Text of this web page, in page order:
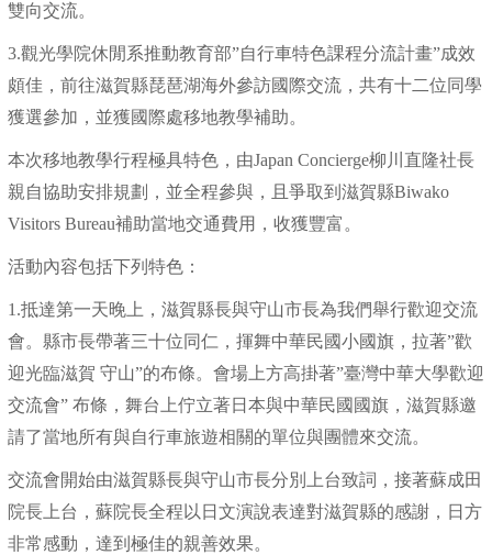
雙向交流。
3.觀光學院休閒系推動教育部”自行車特色課程分流計畫”成效
頗佳，前往滋賀縣琵琶湖海外參訪國際交流，共有十二位同學
獲選參加，並獲國際處移地教學補助。
本次移地教學行程極具特色，由Japan Concierge柳川直隆社長
親自協助安排規劃，並全程參與，且爭取到滋賀縣Biwako
Visitors Bureau補助當地交通費用，收獲豐富。
活動內容包括下列特色：
1.抵達第一天晚上，滋賀縣長與守山市長為我們舉行歡迎交流
會。縣市長帶著三十位同仁，揮舞中華民國小國旗，拉著”歡
迎光臨滋賀 守山”的布條。會場上方高掛著”臺灣中華大學歡迎
交流會” 布條，舞台上佇立著日本與中華民國國旗，滋賀縣邀
請了當地所有與自行車旅遊相關的單位與團體來交流。
交流會開始由滋賀縣長與守山市長分別上台致詞，接著蘇成田
院長上台，蘇院長全程以日文演說表達對滋賀縣的感謝，日方
非常感動，達到極佳的親善效果。